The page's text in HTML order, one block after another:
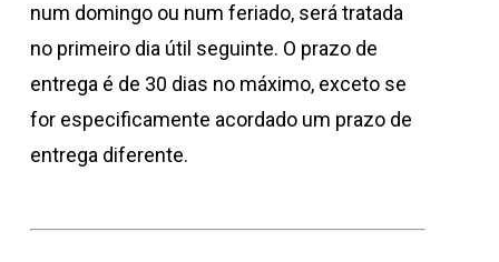
num domingo ou num feriado, será tratada
no primeiro dia útil seguinte. O prazo de
entrega é de 30 dias no máximo, exceto se
for especificamente acordado um prazo de
entrega diferente.